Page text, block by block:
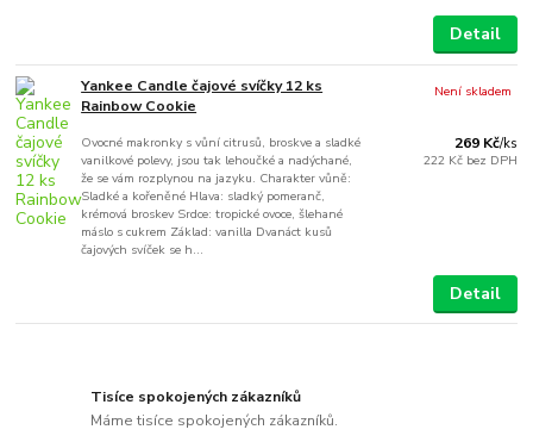
Detail
Yankee Candle čajové svíčky 12 ks
Rainbow Cookie
Ovocné makronky s vůní citrusů, broskve a sladké
vanilkové polevy, jsou tak lehoučké a nadýchané,
že se vám rozplynou na jazyku. Charakter vůně:
Sladké a kořeněné Hlava: sladký pomeranč,
krémová broskev Srdce: tropické ovoce, šlehané
máslo s cukrem Základ: vanilla Dvanáct kusů
čajových svíček se h...
269 Kč/ks
222 Kč bez DPH
Není skladem
Detail
Tisíce spokojených zákazníků
Máme tisíce spokojených zákazníků.